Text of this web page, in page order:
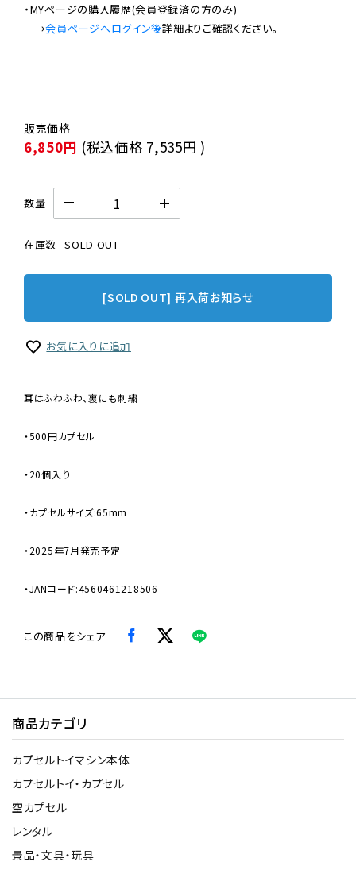
・MYページの購入履歴(会員登録済の方のみ)
→会員ページへログイン後
6,850円 (税込価格 7,535円 )
数量
在庫数 SOLD OUT
[SOLD OUT] 再入荷お知らせ
お気に入りに追加
耳はふわふわ、裏にも刺繍
・500円カプセル
・20個入り
・カプセルサイズ:65mm
・2025年7月発売予定
・JANコード:4560461218506
この商品をシェア
商品カテゴリ
カプセルトイマシン本体
カプセルトイ・カプセル
空カプセル
レンタル
景品・文具・玩具